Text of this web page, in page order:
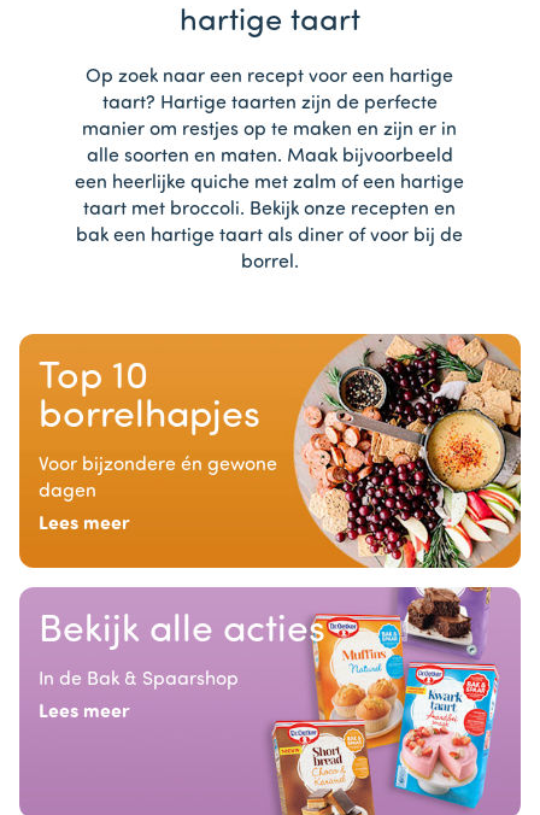
hartige taart
Op zoek naar een recept voor een hartige
taart? Hartige taarten zijn de perfecte
manier om restjes op te maken en zijn er in
alle soorten en maten. Maak bijvoorbeeld
een heerlijke quiche met zalm of een hartige
taart met broccoli. Bekijk onze recepten en
bak een hartige taart als diner of voor bij de
borrel.
Top 10
borrelhapjes
Voor bijzondere én gewone
dagen
Lees meer
Bekijk alle acties
In de Bak & Spaarshop
Lees meer